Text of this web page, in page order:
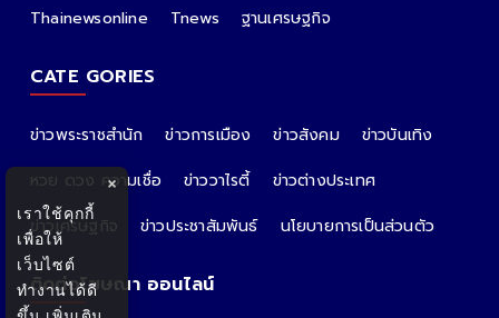
Thainewsonline
Tnews ฐานเศรษฐกิจ
CATE GORIES
ข่าวพระราชสำนัก ข่าวการเมือง ข่าวสังคม
ข่าวบันเทิง
หวย ดวง ความเชื่อ
ข่าววาไรตี้
ข่าวต่างประเทศ
ข่าวเศรษฐกิจ
ข่าวประชาสัมพันธ์ นโยบายการเป็นส่วนตัว
ติดต่อโฆษณา ออนไลน์
×
เราใช้คุกกี้
เพื่อให้
เว็บไซต์
ทำงานได้ดี